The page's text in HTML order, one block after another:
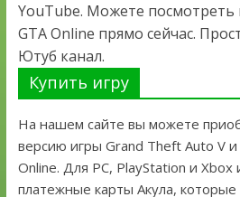
YouTube. Можете посмотреть
GTA Online прямо сейчас.
Ютуб канал.
Купить игру
На нашем сайте вы можете
версию игры Grand Theft Auto V
Online. Для PC, PlayStation и
платежные карты Акула,